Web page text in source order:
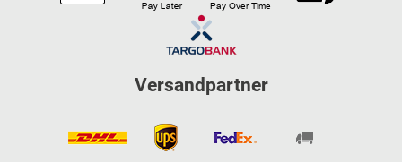
Versandpartner